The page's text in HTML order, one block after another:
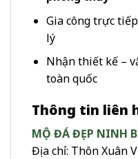
Gia công trực
lý
Nhận thiết kế –
toàn quốc
Thông tin liên
MỘ ĐÁ ĐẸP NINH
Địa chỉ: Thôn Xuân